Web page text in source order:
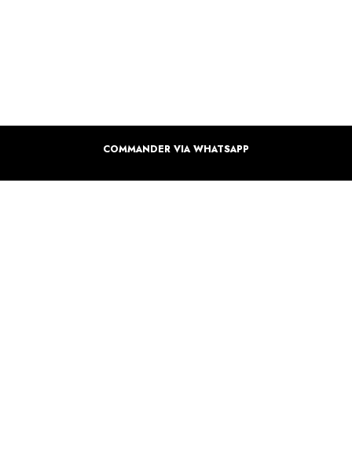
COMMANDER VIA WHATSAPP